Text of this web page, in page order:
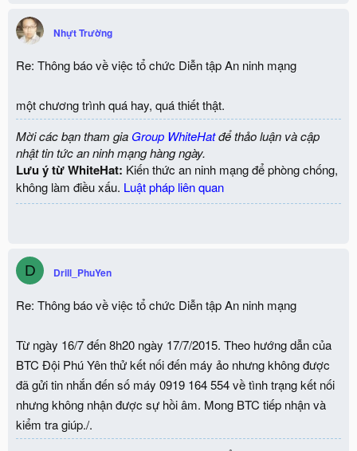
Nhựt Trường
Re: Thông báo về việc tổ chức Diễn tập An ninh mạng
một chương trình quá hay, quá thiết thật.
Mời các bạn tham gia Group WhiteHatđể thảo luận và cập
nhật tin tức an ninh mạng hàng ngày.
Lưu ý từ WhiteHat: Kiến thức an ninh mạng để phòng chống,
không làm điều xấu. Luật pháp liên quan
D Drill_PhuYen
Re: Thông báo về việc tổ chức Diễn tập An ninh mạng
Từ ngày 16/7 đến 8h20 ngày 17/7/2015. Theo hướng dẫn của
BTC Đội Phú Yên thử kết nối đến máy ảo nhưng không được
đã gửi tin nhắn đến số máy 0919 164 554 về tình trạng kết nối
nhưng không nhận được sự hồi âm. Mong BTC tiếp nhận và
kiểm tra giúp./.